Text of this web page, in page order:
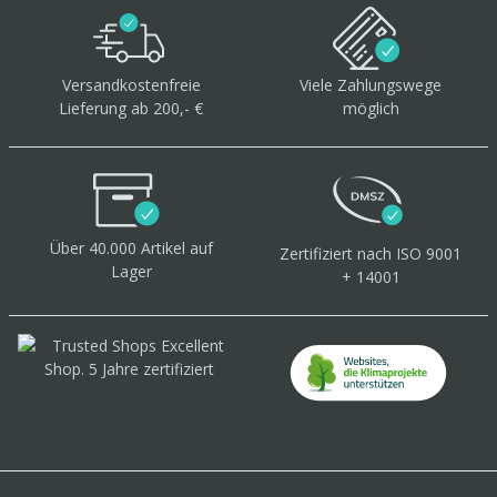
Versandkostenfreie
Lieferung ab 200,- €
Viele Zahlungswege
möglich
Über 40.000 Artikel auf
Lager
Zertifiziert nach ISO 9001
+ 14001